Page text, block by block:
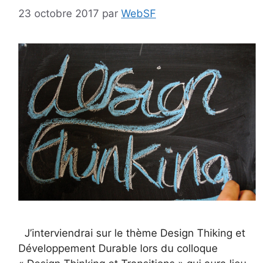
23 octobre 2017 par WebSF
J’interviendrai sur le thème Design Thiking et
Développement Durable lors du colloque